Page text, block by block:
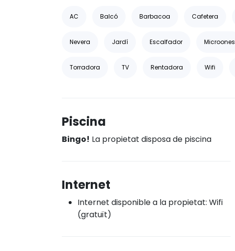
AC Balcó Barbacoa Cafetera
Nevera Jardí Escalfador Microones
Torradora TV Rentadora Wifi
Piscina
Bingo! La propietat disposa de piscina
Internet
Internet disponible a la propietat: Wifi
(gratuït)